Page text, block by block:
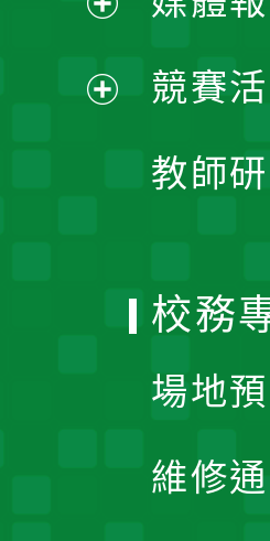
競賽
教師
開
校務
場地
維修